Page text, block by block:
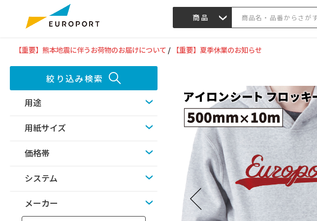
商品
【重要】熊本地震に伴うお荷物のお届けについて / 【重要】夏季休業のお知らせ
絞り込み検索
用途
用紙サイズ
価格帯
システム
メーカー